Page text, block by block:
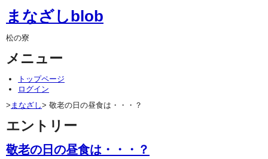
まなざしblob
松の寮
メニュー
トップページ
ログイン
> まなざし> 敬老の日の昼食は・・・？
エントリー
敬老の日の昼食は・・・？